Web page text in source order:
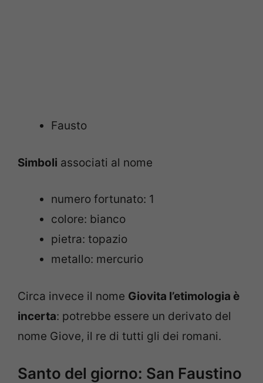
Fausto
Simboli associati al nome
numero fortunato: 1
colore: bianco
pietra: topazio
metallo: mercurio
Circa invece il nome Giovita l’etimologia è
incerta: potrebbe essere un derivato del
nome Giove, il re di tutti gli dei romani.
Santo del giorno: San Faustino